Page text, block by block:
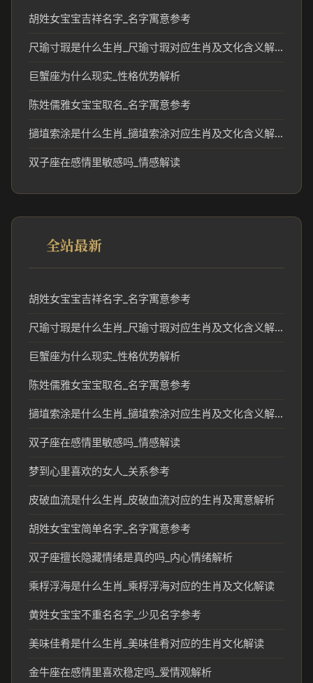
胡姓女宝宝吉祥名字_名字寓意参考
尺瑜寸瑕是什么生肖_尺瑜寸瑕对应生肖及文化含义解析
巨蟹座为什么现实_性格优势解析
陈姓儒雅女宝宝取名_名字寓意参考
擿埴索涂是什么生肖_擿埴索涂对应生肖及文化含义解析
双子座在感情里敏感吗_情感解读
全站最新
胡姓女宝宝吉祥名字_名字寓意参考
尺瑜寸瑕是什么生肖_尺瑜寸瑕对应生肖及文化含义解析
巨蟹座为什么现实_性格优势解析
陈姓儒雅女宝宝取名_名字寓意参考
擿埴索涂是什么生肖_擿埴索涂对应生肖及文化含义解析
双子座在感情里敏感吗_情感解读
梦到心里喜欢的女人_关系参考
皮破血流是什么生肖_皮破血流对应的生肖及寓意解析
胡姓女宝宝简单名字_名字寓意参考
双子座擅长隐藏情绪是真的吗_内心情绪解析
乘桴浮海是什么生肖_乘桴浮海对应的生肖及文化解读
黄姓女宝宝不重名名字_少见名字参考
美味佳肴是什么生肖_美味佳肴对应的生肖文化解读
金牛座在感情里喜欢稳定吗_爱情观解析